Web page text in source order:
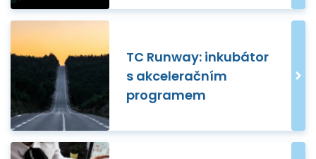
TC Runway: inkubátor
s akceleračním
programem